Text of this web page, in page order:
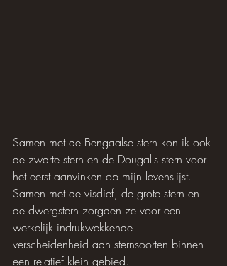
Samen met de Bengaalse stern kon ik ook
de zwarte stern en de Dougalls stern voor
het eerst aanvinken op mijn levenslijst.
Samen met de visdief, de grote stern en
de dwergstern zorgden ze voor een
werkelijk indrukwekkende
verscheidenheid aan sternsoorten binnen
een relatief klein gebied.